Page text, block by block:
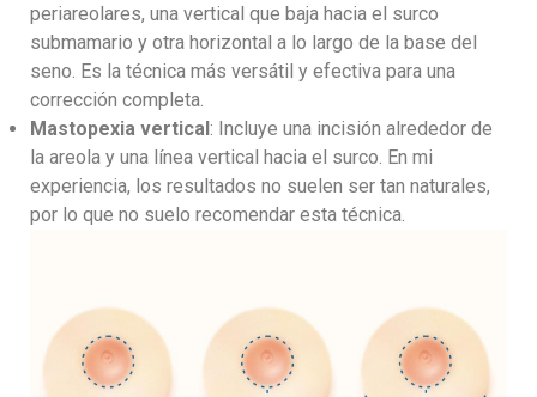
periareolares, una vertical que baja hacia el surco
submamario y otra horizontal a lo largo de la base del
seno. Es la técnica más versátil y efectiva para una
corrección completa.
Mastopexia vertical: Incluye una incisión alrededor de
la areola y una línea vertical hacia el surco. En mi
experiencia, los resultados no suelen ser tan naturales,
por lo que no suelo recomendar esta técnica.